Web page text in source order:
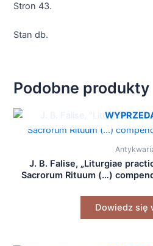
Stron 43.
Stan db.
Podobne produkty
J. B. Falise, „Liturgiae
Sacrorum Rituum (…)
Dowiedz się